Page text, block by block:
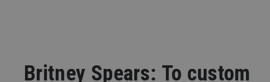
Britney Spears: Το custom